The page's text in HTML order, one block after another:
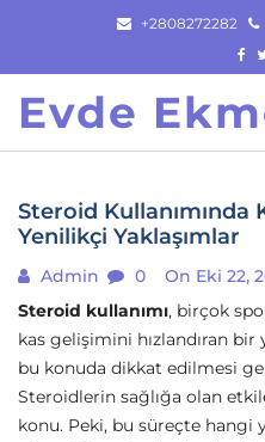
content
+2808272282
Evde
Steroid Kullanımında
Yenilikçi Yaklaşımlar
Admin 0
On Eki 22,
Steroid kullanımı, birçok
kas gelişimini hızlandıran
bu konuda dikkat edilmesi
Steroidlerin sağlığa olan
konu. Peki, bu süreçte hangi